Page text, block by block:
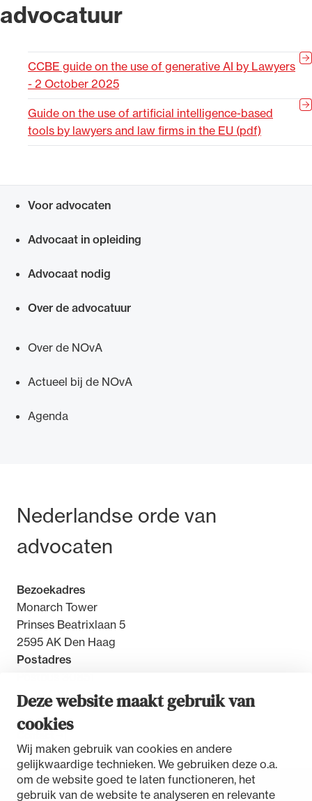
Deze website maakt gebruik van
cookies
Wij maken gebruik van cookies en andere
gelijkwaardige technieken. We gebruiken deze o.a.
om de website goed te laten functioneren, het
gebruik van de website te analyseren en relevante
advocatuur
CCBE guide on the use of generative AI by Lawyers
- 2 October 2025
Guide on the use of artificial intelligence-based
tools by lawyers and law firms in the EU (pdf)
Voor advocaten
Advocaat in opleiding
Advocaat nodig
Over de advocatuur
Over de NOvA
Actueel bij de NOvA
Agenda
Bezoek- en postadres
Nederlandse orde van
advocaten
Bezoekadres
Monarch Tower
Prinses Beatrixlaan 5
2595 AK Den Haag
Postadres
2500 GW Den Haag